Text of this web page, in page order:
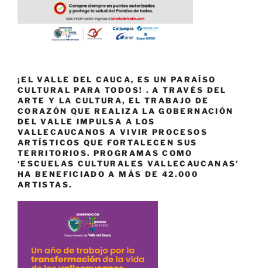
¡EL VALLE DEL CAUCA, ES UN PARAÍSO
CULTURAL PARA TODOS! . A TRAVÉS DEL
ARTE Y LA CULTURA, EL TRABAJO DE
CORAZÓN QUE REALIZA LA GOBERNACIÓN
DEL VALLE IMPULSA A LOS
VALLECAUCANOS A VIVIR PROCESOS
ARTÍSTICOS QUE FORTALECEN SUS
TERRITORIOS. PROGRAMAS COMO
‘ESCUELAS CULTURALES VALLECAUCANAS’
HA BENEFICIADO A MÁS DE 42.000
ARTISTAS.